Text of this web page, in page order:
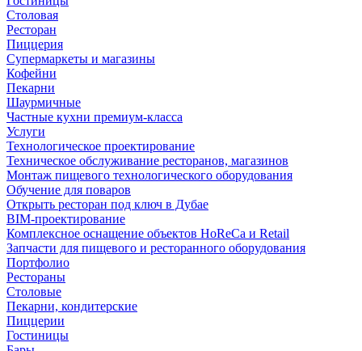
Столовая
Ресторан
Пиццерия
Супермаркеты и магазины
Кофейни
Пекарни
Шаурмичные
Частные кухни премиум-класса
Услуги
Технологическое проектирование
Техническое обслуживание ресторанов, магазинов
Монтаж пищевого технологического оборудования
Обучение для поваров
Открыть ресторан под ключ в Дубае
BIM-проектирование
Комплексное оснащение объектов HoReCa и Retail
Запчасти для пищевого и ресторанного оборудования
Портфолио
Рестораны
Столовые
Пекарни, кондитерские
Пиццерии
Гостиницы